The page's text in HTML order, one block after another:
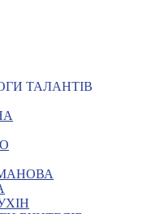
ТАЛАНТІВ